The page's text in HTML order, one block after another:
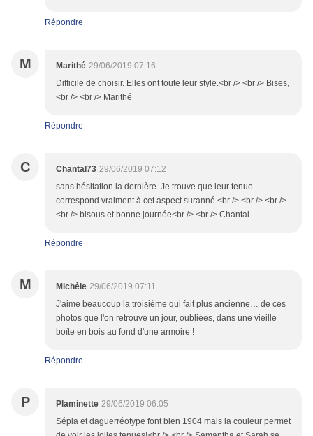
Répondre
M Marithé 29/06/2019 07:16
Difficile de choisir. Elles ont toute leur style.<br /> <br /> Bises,
<br /> <br /> Marithé
Répondre
C Chantal73 29/06/2019 07:12
sans hésitation la dernière. Je trouve que leur tenue
correspond vraiment à cet aspect suranné <br /> <br /> <br />
<br /> bisous et bonne journée<br /> <br /> Chantal
Répondre
M Michèle 29/06/2019 07:11
J'aime beaucoup la troisième qui fait plus ancienne… de ces
photos que l'on retrouve un jour, oubliées, dans une vieille
boîte en bois au fond d'une armoire !
Répondre
P Plaminette 29/06/2019 06:05
Sépia et daguerréotype font bien 1904 mais la couleur permet